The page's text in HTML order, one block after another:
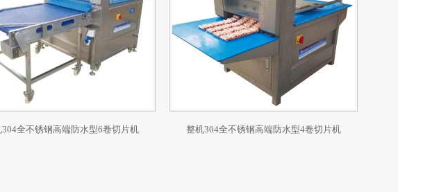
304全不锈钢高端防水型6卷切片机 整机304全不锈钢高端防水型4卷切片机